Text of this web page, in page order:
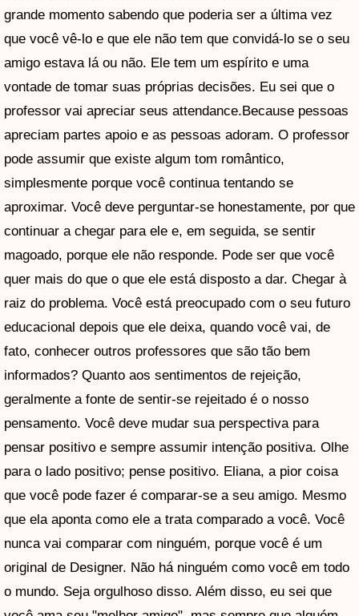
grande momento sabendo que poderia ser a última vez
que você vê-lo e que ele não tem que convidá-lo se o seu
amigo estava lá ou não. Ele tem um espírito e uma
vontade de tomar suas próprias decisões. Eu sei que o
professor vai apreciar seus attendance.Because pessoas
apreciam partes apoio e as pessoas adoram. O professor
pode assumir que existe algum tom romântico,
simplesmente porque você continua tentando se
aproximar. Você deve perguntar-se honestamente, por que
continuar a chegar para ele e, em seguida, se sentir
magoado, porque ele não responde. Pode ser que você
quer mais do que o que ele está disposto a dar. Chegar à
raiz do problema. Você está preocupado com o seu futuro
educacional depois que ele deixa, quando você vai, de
fato, conhecer outros professores que são tão bem
informados? Quanto aos sentimentos de rejeição,
geralmente a fonte de sentir-se rejeitado é o nosso
pensamento. Você deve mudar sua perspectiva para
pensar positivo e sempre assumir intenção positiva. Olhe
para o lado positivo; pense positivo. Eliana, a pior coisa
que você pode fazer é comparar-se a seu amigo. Mesmo
que ela aponta como ele a trata comparado a você. Você
nunca vai comparar com ninguém, porque você é um
original de Designer. Não há ninguém como você em todo
o mundo. Seja orgulhoso disso. Além disso, eu sei que